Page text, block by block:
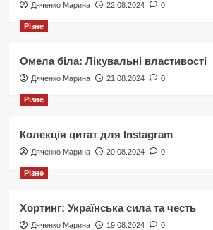
Дяченко Марина 22.08.2024 0
Різне
Омела біла: Лікувальні властивості
Дяченко Марина 21.08.2024 0
Різне
Колекція цитат для Instagram
Дяченко Марина 20.08.2024 0
Різне
Хортинг: Українська сила та честь
Дяченко Марина 19.08.2024 0